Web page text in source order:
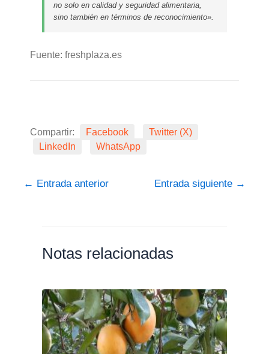
no solo en calidad y seguridad alimentaria,
sino también en términos de reconocimiento».
Fuente: freshplaza.es
Compartir: Facebook
Twitter (X)
LinkedIn
WhatsApp
← Entrada anterior Entrada siguiente →
Notas relacionadas